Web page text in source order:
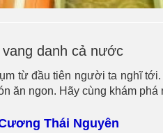
danh cả nước
từ đầu tiên người ta nghĩ
ăn ngon. Hãy cùng khám phá
Thái Nguyên